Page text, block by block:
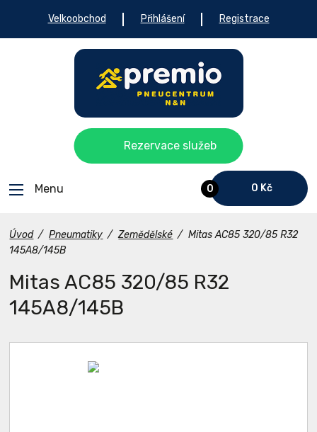
Velkoobchod Přihlášení Registrace
0 0 Kč
Menu
Rezervace služeb
Úvod / Pneumatiky / Zemědělské / Mitas AC85 320/85 R32
145A8/145B
Mitas AC85 320/85 R32
145A8/145B